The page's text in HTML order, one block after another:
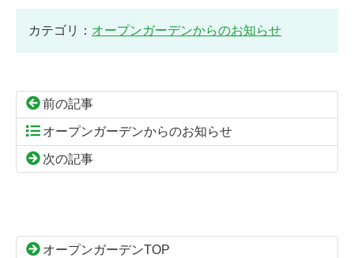
カテゴリ： オープンガーデンからのお知らせ
前の記事
オープンガーデンからのお知らせ
次の記事
ン
の
オープンガーデンTOP